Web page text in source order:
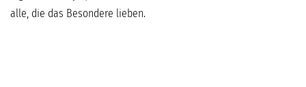
alle, die das Besondere lieben.